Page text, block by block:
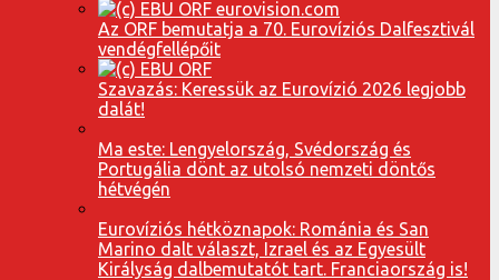
Az ORF bemutatja a 70. Eurovíziós Dalfesztivál
vendégfellépőit
Szavazás: Keressük az Eurovízió 2026 legjobb
dalát!
Ma este: Lengyelország, Svédország és
Portugália dönt az utolsó nemzeti döntős
hétvégén
Eurovíziós hétköznapok: Románia és San
Marino dalt választ, Izrael és az Egyesült
Királyság dalbemutatót tart. Franciaország is!